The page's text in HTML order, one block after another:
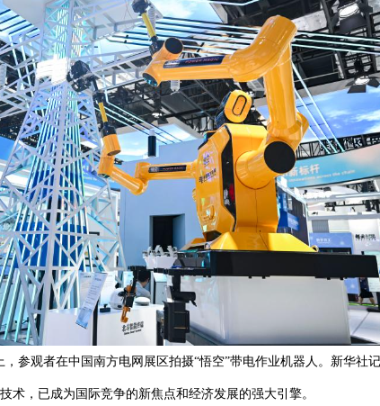
，参观者在中国南方电网展区拍摄“悟空”带电作业机器人。新华社
术，已成为国际竞争的新焦点和经济发展的强大引擎。